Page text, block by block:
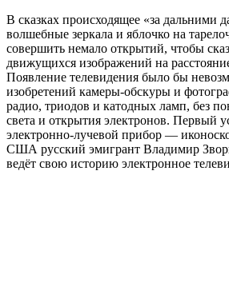
В сказках происходящее «за дальними
волшебные зеркала и яблочко на
совершить немало открытий, чтобы
движущихся изображений на
Появление телевидения было бы
изобретений камеры-обскуры и
радио, триодов и катодных ламп, без
света и открытия электронов. Первый
электронно-лучевой прибор —
США русский эмигрант Владимир
ведёт свою историю электронное